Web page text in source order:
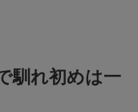
馴れ初めは一